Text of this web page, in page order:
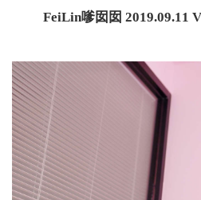
FeiLin嗲囡囡 2019.09.11